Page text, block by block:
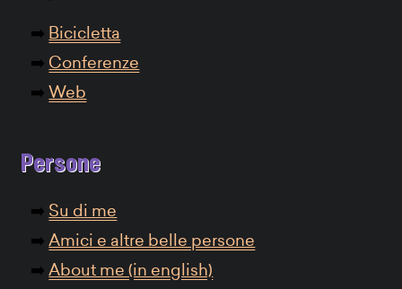
Bicicletta
Conferenze
Web
Persone
Su di me
Amici e altre belle persone
About me (in english)